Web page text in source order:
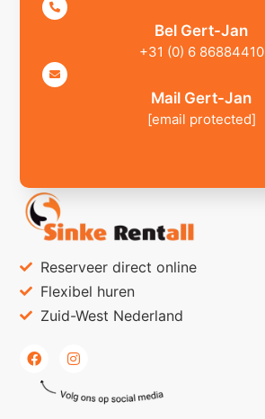
Reserveer direct online
Flexibel huren
Zuid-West Nederland
Bel Gert-Jan
+31 (0) 6 86884410
Mail Gert-Jan
[email protected]